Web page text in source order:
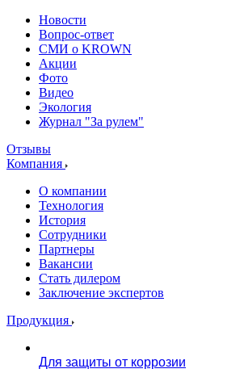
Новости
Вопрос-ответ
СМИ о KROWN
Акции
Фото
Видео
Экология
Журнал "За рулем"
Отзывы
Компания
О компании
Технология
История
Сотрудники
Партнеры
Вакансии
Стать дилером
Заключение экспертов
Продукция
Для защиты от коррозии